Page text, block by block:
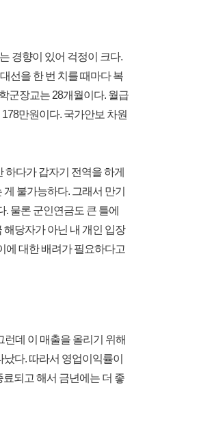
경향이 있어 걱정이 크다.
선을 한 번 치를 때마다 복
군장교는 28개월이다. 월급
만원이다. 국가안보 차원
다가 갑자기 전역을 하게
불가능하다. 그래서 만기
물론 군인연금도 큰 틀에
당자가 아닌 내 개인 입장
에 대한 배려가 필요하다고
데 이 매출을 올리기 위해
다. 따라서 영업이익률이
료되고 해서 금년에는 더 좋